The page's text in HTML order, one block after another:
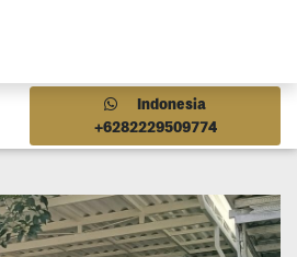
Indonesia
+6282229509774